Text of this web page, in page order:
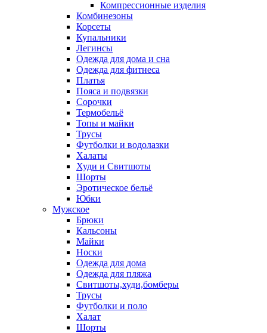
Компрессионные изделия
Комбинезоны
Корсеты
Купальники
Легинсы
Одежда для дома и сна
Одежда для фитнеса
Платья
Пояса и подвязки
Сорочки
Термобельё
Топы и майки
Трусы
Футболки и водолазки
Халаты
Худи и Свитшоты
Шорты
Эротическое бельё
Юбки
Мужское
Брюки
Кальсоны
Майки
Носки
Одежда для дома
Одежда для пляжа
Свитшоты,худи,бомберы
Трусы
Футболки и поло
Халат
Шорты